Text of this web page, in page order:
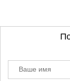
©
Ваше имя